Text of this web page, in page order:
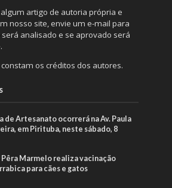
artigo de autoria própria e
nosso site, envie um e-mail para
analisado e se aprovado será
os créditos dos autores.
de Artesanato ocorrerá na Av. Paula
em Pirituba, neste sábado, 8
Pêra Marmelo realiza vacinação
para cães e gatos